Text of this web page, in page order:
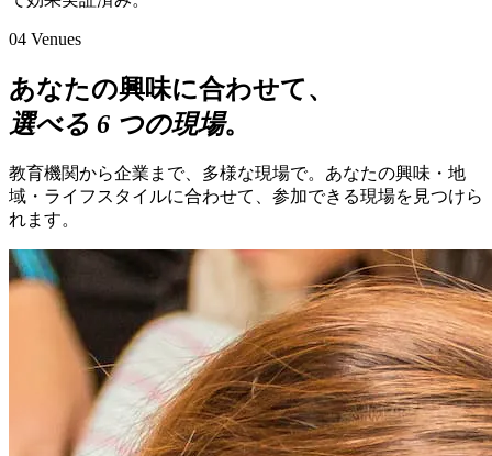
04 Venues
あなたの興味に合わせて、
選べる 6 つの現場。
教育機関から企業まで、多様な現場で。あなたの興味・地
域・ライフスタイルに合わせて、参加できる現場を見つけら
れます。